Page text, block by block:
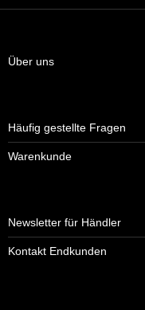
Über uns
Häufig gestellte Fragen
Warenkunde
Newsletter für Händler
Kontakt Endkunden